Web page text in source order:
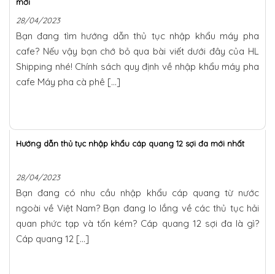
28/04/2023
Bạn đang tìm hướng dẫn thủ tục nhập khẩu máy pha
cafe? Nếu vậy bạn chớ bỏ qua bài viết dưới đây của HL
Shipping nhé! Chính sách quy định về nhập khẩu máy pha
cafe Máy pha cà phê […]
Hướng dẫn thủ tục nhập khẩu cáp quang 12 sợi đa mới nhất
28/04/2023
Bạn đang có nhu cầu nhập khẩu cáp quang từ nước
ngoài về Việt Nam? Bạn đang lo lắng về các thủ tục hải
quan phức tạp và tốn kém? Cáp quang 12 sợi đa là gì?
Cáp quang 12 […]